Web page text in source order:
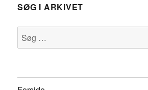
SØG I ARKIVET
Søg
efter: